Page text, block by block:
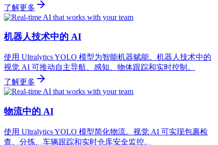
了解更多
机器人技术中的 AI
使用 Ultralytics YOLO 模型为智能机器赋能。机器人技术中的
视觉 AI 可推动自主导航、感知、物体跟踪和实时控制。
了解更多
物流中的 AI
使用 Ultralytics YOLO 模型简化物流。视觉 AI 可实现包裹检
查、分拣、车辆跟踪和实时仓库安全监控。